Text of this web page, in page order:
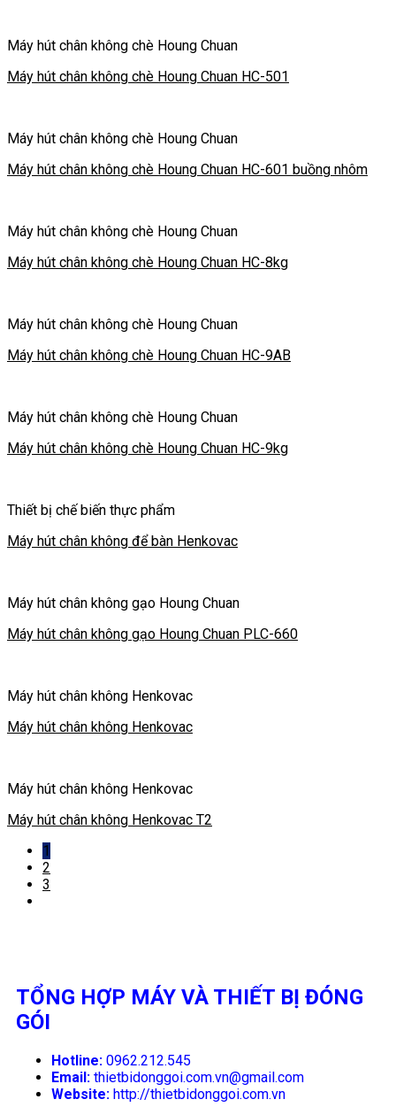
Máy hút chân không chè Houng Chuan
Máy hút chân không chè Houng Chuan HC-501
Máy hút chân không chè Houng Chuan
Máy hút chân không chè Houng Chuan HC-601 buồng nhôm
Máy hút chân không chè Houng Chuan
Máy hút chân không chè Houng Chuan HC-8kg
Máy hút chân không chè Houng Chuan
Máy hút chân không chè Houng Chuan HC-9AB
Máy hút chân không chè Houng Chuan
Máy hút chân không chè Houng Chuan HC-9kg
Thiết bị chế biến thực phẩm
Máy hút chân không để bàn Henkovac
Máy hút chân không gạo Houng Chuan
Máy hút chân không gạo Houng Chuan PLC-660
Máy hút chân không Henkovac
Máy hút chân không Henkovac
Máy hút chân không Henkovac
Máy hút chân không Henkovac T2
1
2
3
TỔNG HỢP MÁY VÀ THIẾT BỊ ĐÓNG
GÓI
Hotline: 0962.212.545
Email: thietbidonggoi.com.vn@gmail.com
Website: http://thietbidonggoi.com.vn